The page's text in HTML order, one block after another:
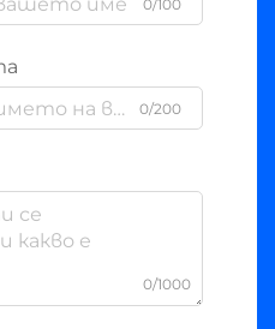
0/100
0/200
0/1000